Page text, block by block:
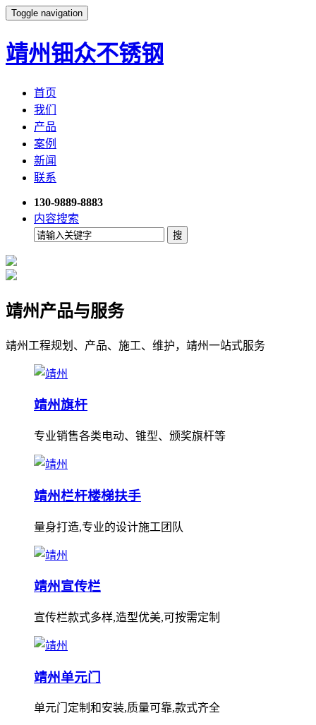
Toggle navigation
靖州钿众不锈钢
首页
我们
产品
案例
新闻
联系
130-9889-8883
内容搜索
靖州产品与服务
靖州工程规划、产品、施工、维护，靖州一站式服务
靖州旗杆
专业销售各类电动、锥型、颁奖旗杆等
靖州栏杆楼梯扶手
量身打造,专业的设计施工团队
靖州宣传栏
宣传栏款式多样,造型优美,可按需定制
靖州单元门
单元门定制和安装,质量可靠,款式齐全